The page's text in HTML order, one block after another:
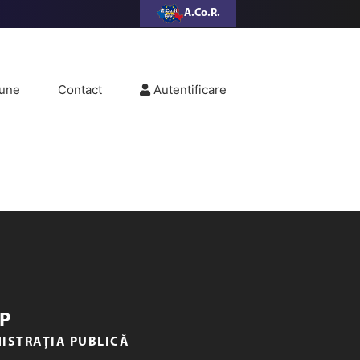
A.Co.R.
Contact Autentificare
PUBLICĂ